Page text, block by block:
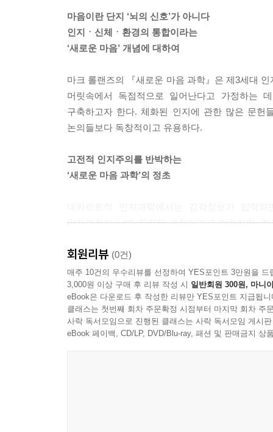
--- p.30~31
인지 과정에 대한 전통적인 개념의 많은 부분을
는 더 넓은 신체 구조를 이해해야 한다는 조건을
일종의 신체적 맥락을 제공한다. 또한 이러한 과
고 해서 인지와 신체적 맥락이 구별되지 않는다
체화된 마음 이론의 인식적 독해와 양립 가능하다.
즉 인지 과정이 확장된다는 개념은 우리가 심적
론이라고 부르는 것이 더 정확할 수 있다. 그러나
--- p.147~148
동등성 개념은 실제로 확장된 마음의 중요한 개념
의 과정들이 바로 그 서로 다른 특성으로 인해 그
과정들을 서로 맞물리게 하는 것이다.(Menary
마음이란 단지 ‘뇌의 신호’가 아니다
인지ㆍ신체ㆍ환경의 통합이라는
‘새로운 마음’ 개념에 대하여
마크 롤랜즈의 『새로운 마음 과학』은 제3세대
머릿속에서 독점적으로 일어난다고 가정하는
구축하고자 한다. 체화된 인지에 관한 많은 문헌
논의들보다 독창적이고 유용하다.
고전적 인지주의를 반박하는
‘새로운 마음 과학’의 정초
인지과정이 뇌에 독점된 과정이라고 말하지만,
방식으로 이용하여 이 정보를 활용할 때 외부 구
구조 및 과정, 환경 구조 및 과정의 ‘연합체’로 간주
“체화되고, 확장되고, 착근되고, 행화되는 마음”
- 4E에 대하여
회원리뷰 (0건)
매주 10건의 우수리뷰를 선정하여 YES포인트 3만원을 드
3,000원 이상 구매 후 리뷰 작성 시 일반회원 300원, 마니
eBook은 다운로드 후 작성한 리뷰만 YES포인트 지급됩니
클래스는 첫번째 회차 주문확정 시점부터 마지막 회차 주
사락 독서모임으로 진행된 클래스는 사락 독서모임 게시
eBook 페이백, CD/LP, DVD/Blu-ray, 패션 및 판매금지 상